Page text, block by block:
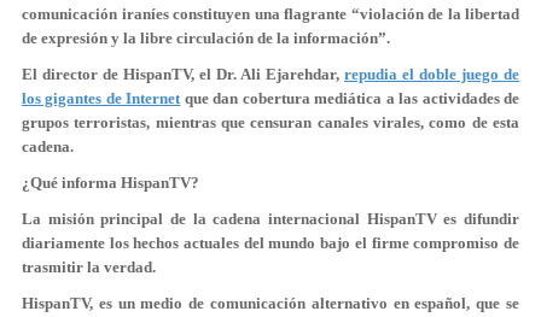
comunicación iraníes constituyen una flagrante “violación de la libertad
de expresión y la libre circulación de la información”.
El director de HispanTV, el Dr. Ali Ejarehdar, repudia el doble juego de
los gigantes de Internetque dan cobertura mediática a las actividades de
grupos terroristas, mientras que censuran canales virales, como de esta
cadena.
¿Qué informa HispanTV?
La misión principal de la cadena internacional HispanTV es difundir
diariamente los hechos actuales del mundo bajo el firme compromiso de
trasmitir la verdad.
HispanTV, es un medio de comunicación alternativo en español, que se